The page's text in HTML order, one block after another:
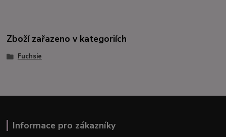
Zboží zařazeno v kategoriích
Fuchsie
Informace pro zákazníky